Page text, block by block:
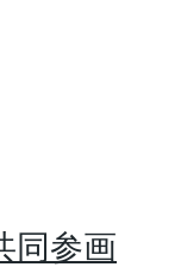
同参画